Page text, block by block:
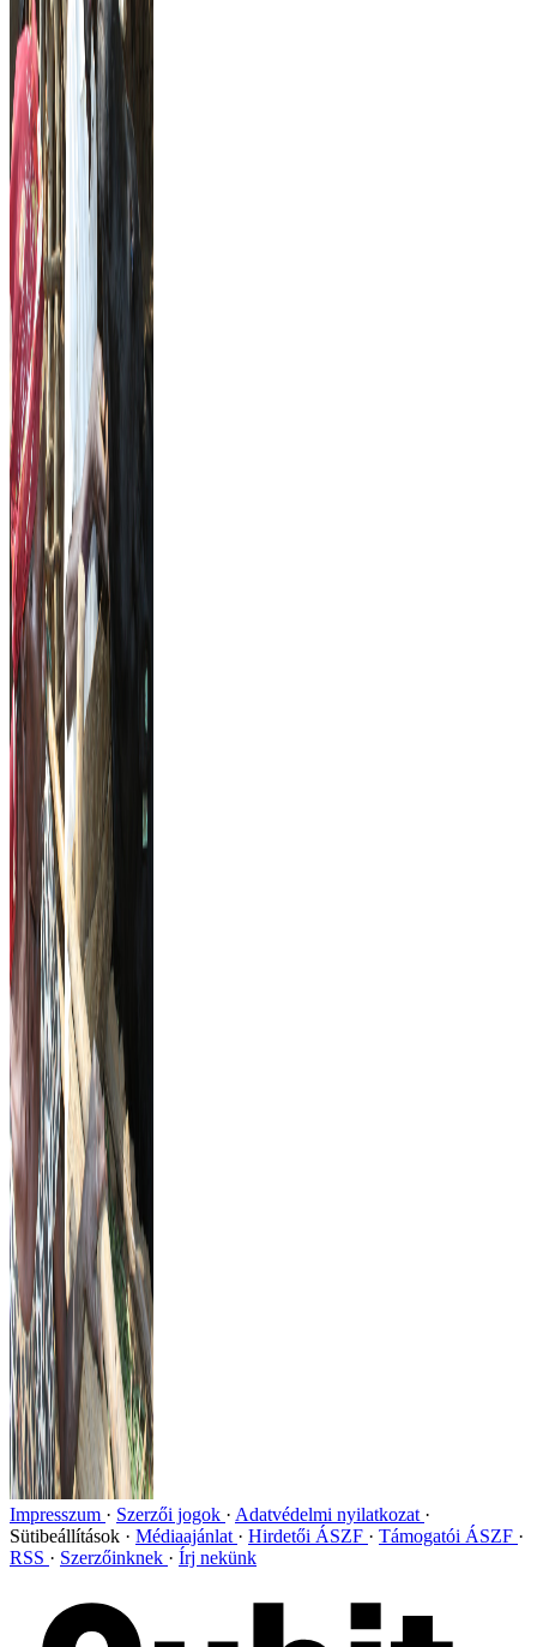
Impresszum Szerzői jogok
Adatvédelmi nyilatkozat
Sütibeállítások
Médiaajánlat Hirdetői ÁSZF
Támogatói ÁSZF
RSS
Szerzőinknek Írj nekünk